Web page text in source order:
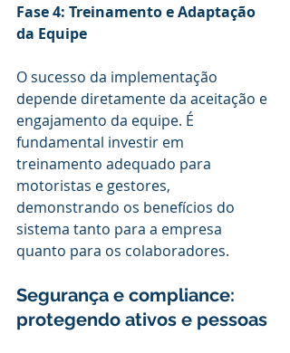
Fase 4: Treinamento e Adaptação
da Equipe
O sucesso da implementação
depende diretamente da aceitação e
engajamento da equipe. É
fundamental investir em
treinamento adequado para
motoristas e gestores,
demonstrando os benefícios do
sistema tanto para a empresa
quanto para os colaboradores.
Segurança e compliance:
protegendo ativos e pessoas